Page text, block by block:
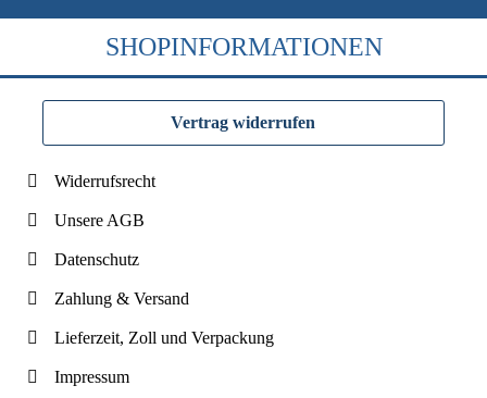
SHOPINFORMATIONEN
Vertrag widerrufen
Widerrufsrecht
Unsere AGB
Datenschutz
Zahlung & Versand
Lieferzeit, Zoll und Verpackung
Impressum